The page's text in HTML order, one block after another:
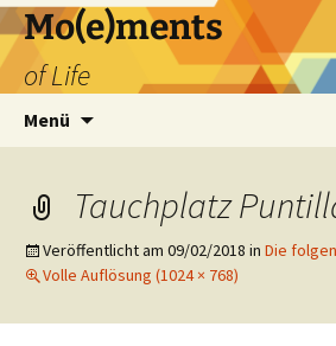
Zum
Inhalt
springen
Mo(e)ments
of Life
Menü
Tauchplatz
Veröffentlicht am 09/02/2018 in Die
Volle Auflösung (1024 × 768)